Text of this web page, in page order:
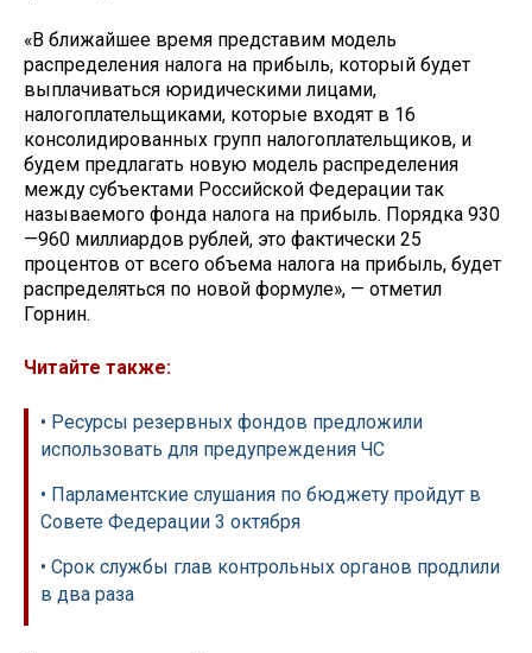
«В ближайшее время представим модель
распределения налога на прибыль, который будет
выплачиваться юридическими лицами,
налогоплательщиками, которые входят в 16
консолидированных групп налогоплательщиков, и
будем предлагать новую модель распределения
между субъектами Российской Федерации так
называемого фонда налога на прибыль. Порядка 930
—960 миллиардов рублей, это фактически 25
процентов от всего объема налога на прибыль, будет
распределяться по новой формуле», — отметил
Горнин.
Читайте также:
• Ресурсы резервных фондов предложили
использовать для предупреждения ЧС
• Парламентские слушания по бюджету пройдут в
Совете Федерации 3 октября
• Срок службы глав контрольных органов продлили
в два раза